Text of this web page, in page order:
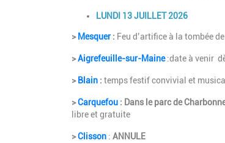
LUNDI 13 JUILLET 2026
> Mesquer: Feu d’artifice à la tombée
>Aigrefeuille-sur-Maine:date à venir
> Blain : temps festif convivial et
>Carquefou : Dans le parc de
libre et gratuite
>Clisson : ANNULE